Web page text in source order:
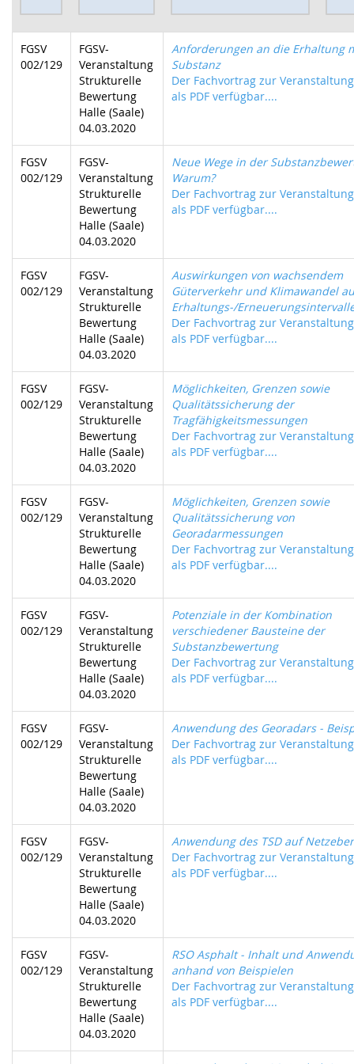
FGSV
002/129
FGSV-
Veranstaltung
Strukturelle
Bewertung
Halle (Saale)
04.03.2020
Anforderungen an die Erhaltung
Substanz
Der Fachvortrag zur
als PDF verfügbar....
FGSV
002/129
FGSV-
Veranstaltung
Strukturelle
Bewertung
Halle (Saale)
04.03.2020
Neue Wege in der
Warum?
Der Fachvortrag zur
als PDF verfügbar....
FGSV
002/129
FGSV-
Veranstaltung
Strukturelle
Bewertung
Halle (Saale)
04.03.2020
Auswirkungen von wachsendem
Güterverkehr und Klimawandel
Erhaltungs-/
Der Fachvortrag zur
als PDF verfügbar....
FGSV
002/129
FGSV-
Veranstaltung
Strukturelle
Bewertung
Halle (Saale)
04.03.2020
Möglichkeiten, Grenzen sowie
Qualitätssicherung der
Tragfähigkeitsmessungen
Der Fachvortrag zur
als PDF verfügbar....
FGSV
002/129
FGSV-
Veranstaltung
Strukturelle
Bewertung
Halle (Saale)
04.03.2020
Möglichkeiten, Grenzen sowie
Qualitätssicherung von
Georadarmessungen
Der Fachvortrag zur
als PDF verfügbar....
FGSV
002/129
FGSV-
Veranstaltung
Strukturelle
Bewertung
Halle (Saale)
04.03.2020
Potenziale in der Kombination
verschiedener Bausteine der
Substanzbewertung
Der Fachvortrag zur
als PDF verfügbar....
FGSV
002/129
FGSV-
Veranstaltung
Strukturelle
Bewertung
Halle (Saale)
04.03.2020
Anwendung des Georadars -
Der Fachvortrag zur
als PDF verfügbar....
FGSV
002/129
FGSV-
Veranstaltung
Strukturelle
Bewertung
Halle (Saale)
04.03.2020
Anwendung des TSD auf
Der Fachvortrag zur
als PDF verfügbar....
FGSV
002/129
FGSV-
Veranstaltung
Strukturelle
Bewertung
Halle (Saale)
04.03.2020
RSO Asphalt - Inhalt und
anhand von Beispielen
Der Fachvortrag zur
als PDF verfügbar....